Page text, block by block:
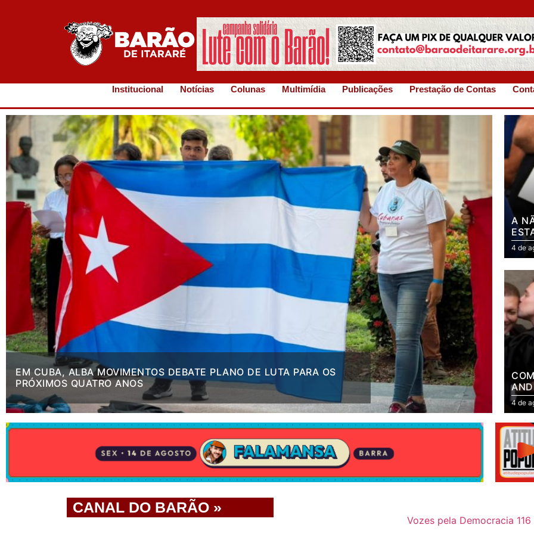
Institucional Notícias Colunas Multimídia Publicações Prestação de Contas
EM CUBA, ALBA MOVIMENTOS DEBATE PLANO DE LUTA PARA OS
PRÓXIMOS QUATRO ANOS
A
4 de
4 de
.
CANAL DO BARÃO »
Vozes pela Democracia